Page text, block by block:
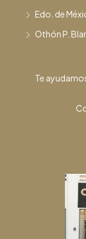
Edo. de
Othón P.
Te